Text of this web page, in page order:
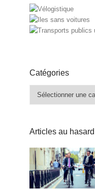
Catégories
Articles au hasard